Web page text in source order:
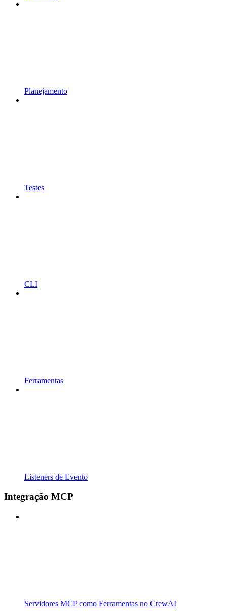
Planejamento
Testes
CLI
Ferramentas
Listeners de Evento
Integração MCP
Servidores MCP como Ferramentas no CrewAI